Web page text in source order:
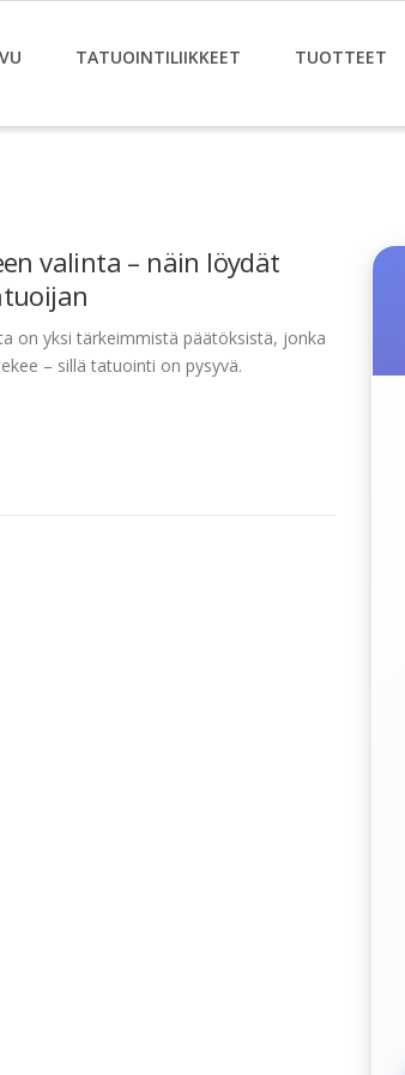
TATUOINTILIIKKEET TUOTTEET
valinta – näin löydät
on yksi tärkeimmistä päätöksistä, jonka
– sillä tatuointi on pysyvä.